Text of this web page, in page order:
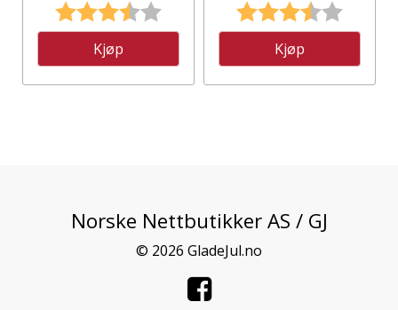
Karakter:
3.8 av 5 mulige
Kjøp
Karakter:
Kjøp
Norske Nettbutikker AS / GJ
© 2026 GladeJul.no